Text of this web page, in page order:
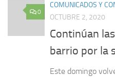
0
COMUNICADOS Y
OCTUBRE 2, 2020
Continúan
barrio por la
Este domingo